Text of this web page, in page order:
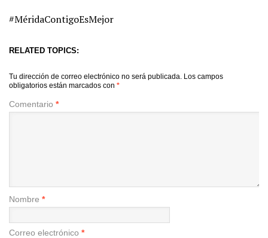
#MéridaContigoEsMejor
RELATED TOPICS:
Tu dirección de correo electrónico no será publicada. Los campos
obligatorios están marcados con *
Comentario *
Nombre *
Correo electrónico *